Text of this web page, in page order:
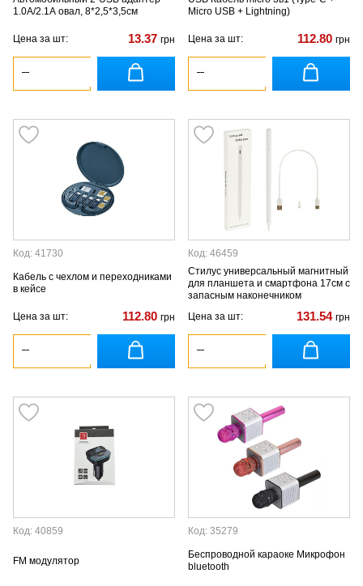
1.0А/2.1А овал, 8*2,5*3,5см
Цена за шт: 13.37 грн
Micro USB + Lightning)
Цена за шт: 112.80 грн
Код: 41730
Кабель с чехлом и переходниками
в кейсе
Цена за шт: 112.80 грн
Код: 46459
Стилус универсальный магнитный
для планшета и смартфона 17см с
запасным наконечником
Цена за шт:
131.54 грн
Код: 40859
FM модулятор
Код: 35279
Беспроводной караоке Микрофон
bluetooth